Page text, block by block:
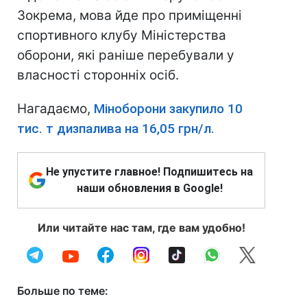
Зокрема, мова йде про приміщенні
спортивного клубу Міністерства
оборони, які раніше перебували у
власності сторонніх осіб.
Нагадаємо, Міноборони закупило 10
тис. т дизпалива на 16,05 грн/л.
Не упустите главное! Подпишитесь на
наши обновления в Google!
Или читайте нас там, где вам удобно!
Больше по теме: